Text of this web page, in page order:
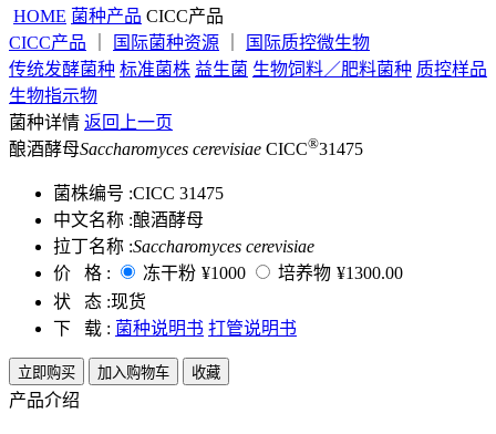
HOME 菌种产品 CICC产品
CICC产品
国际菌种资源
国际质控微生物
传统发酵菌种 标准菌株 益生菌 生物饲料／肥料菌种 质控样品
生物指示物
菌种详情 返回上一页
酿酒酵母Saccharomyces cerevisiae CICC®31475
菌株编号 :CICC 31475
中文名称 :酿酒酵母
拉丁名称 :Saccharomyces cerevisiae
价 格 :
冻干粉 ¥1000 培养物 ¥1300.00
状 态 :现货
下 载 : 菌种说明书 打管说明书
立即购买 加入购物车 收藏
产品介绍